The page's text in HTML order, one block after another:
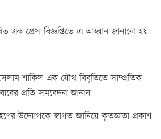
এক প্রেস বিজ্ঞপ্তিতে এ আহ্বান জানানো হয়।
শাকিল এক যৌথ বিবৃতিতে সাম্প্রতিক
প্রতি সমবেদনা জানান।
উদ্যোগকে স্বাগত জানিয়ে কৃতজ্ঞতা প্রকাশ